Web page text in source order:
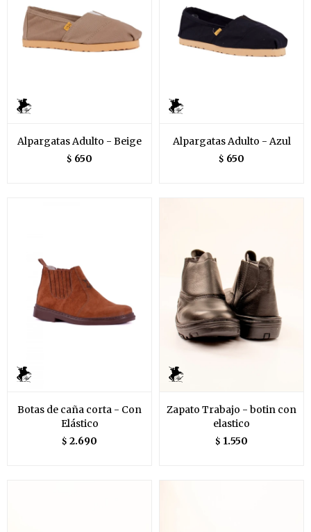
Alpargatas Adulto - Beige
$ 650
Alpargatas Adulto - Azul
$ 650
Botas de caña corta - Con
Elástico
$ 2.690
Zapato Trabajo - botin con
elastico
$ 1.550